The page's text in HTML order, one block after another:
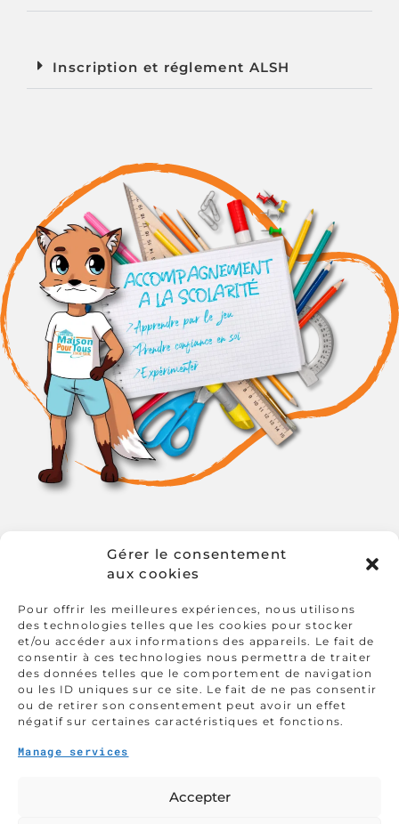
Gérer le consentement
aux cookies
Pour offrir les meilleures expériences, nous utilisons
des technologies telles que les cookies pour stocker
et/ou accéder aux informations des appareils. Le fait de
consentir à ces technologies nous permettra de traiter
des données telles que le comportement de navigation
ou les ID uniques sur ce site. Le fait de ne pas consentir
ou de retirer son consentement peut avoir un effet
négatif sur certaines caractéristiques et fonctions.
Manage services
Accepter
Inscription et réglement ALSH
Projet et stage
Autour du livre